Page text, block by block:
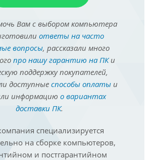
Вам с выбором компьютера
ответы на часто
вопросы, рассказали много
про нашу гарантию на ПКи
поддержку покупателей,
доступныеспособы оплатыи
информацию о вариантах
доставки ПК.
специализируется
на сборке компьютеров,
и постгарантийном